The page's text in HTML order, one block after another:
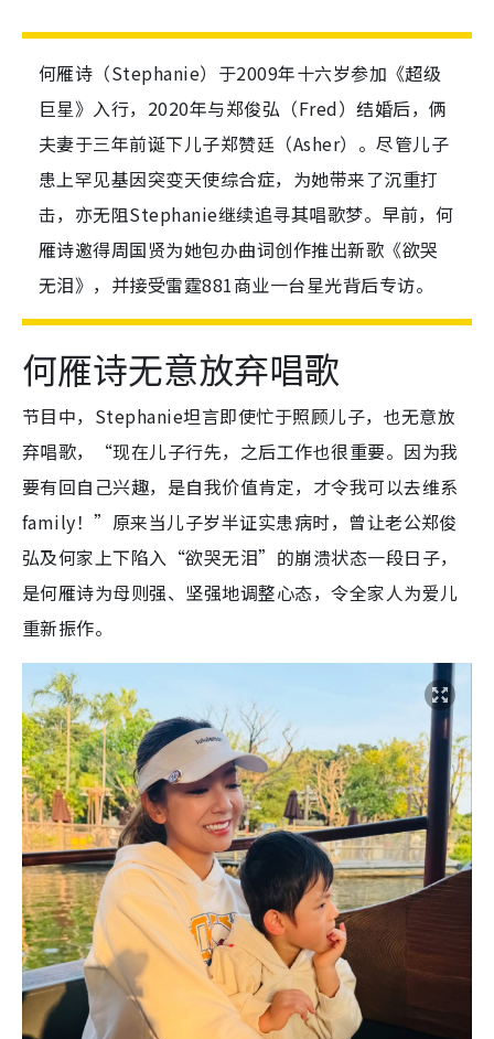
何雁诗（Stephanie）于2009年十六岁参加《超级
巨星》入行，2020年与郑俊弘（Fred）结婚后，俩
夫妻于三年前诞下儿子郑赞廷（Asher）。尽管儿子
患上罕见基因突变天使综合症，为她带来了沉重打
击，亦无阻Stephanie继续追寻其唱歌梦。早前，何
雁诗邀得周国贤为她包办曲词创作推出新歌《欲哭
无泪》，并接受雷霆881商业一台星光背后专访。
何雁诗无意放弃唱歌
节目中，Stephanie坦言即使忙于照顾儿子，也无意放
弃唱歌，“现在儿子行先，之后工作也很重要。因为我
要有回自己兴趣，是自我价值肯定，才令我可以去维系
family！”原来当儿子岁半证实患病时，曾让老公郑俊
弘及何家上下陷入“欲哭无泪”的崩溃状态一段日子，
是何雁诗为母则强、坚强地调整心态，令全家人为爱儿
重新振作。